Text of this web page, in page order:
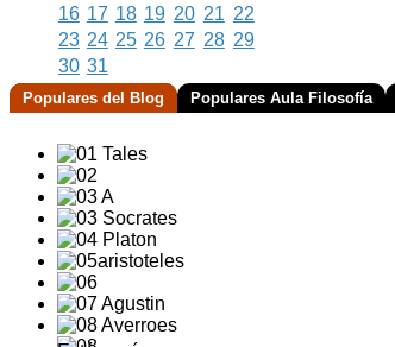
16 17 18 19 20 21 22
23 24 25 26 27 28 29
30 31
Populares del Blog Populares Aula Filosofía